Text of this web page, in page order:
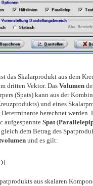
das Skalarprodukt aus dem
dritten Vektor. Das Volumen
(Spats) kann aus der
und eines
berechnet werden.
aufgespannteSpat(
dem Betrag des
und es gilt:
aus skalaren